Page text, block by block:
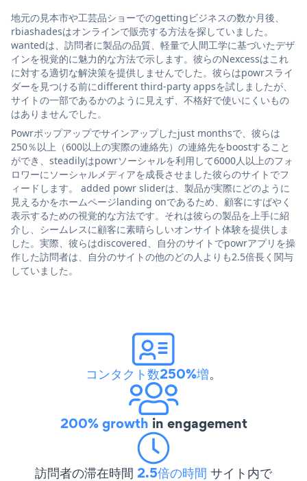
地元の見本市や工芸品ショーでのgettingビジネスの数か月後、
rbiashadesはオンラインで販売する方法を探していました。
wantedは、訪問者に製品の品質、軽量で人間工学に基づいたデザ
インを視覚的に魅力的な方法で示します。彼らのNexcessはこれ
に対する適切な解決策を提供しませんでした。彼らはpowrスライ
ダーを見つける前にdifferent third-party appsを試しましたが、
サイトの一部であるかのように見えず、不格好で使いにくいもの
はありませんでした。
Powrポップアップでサインアップしたjust monthsで、彼らは
250％以上（600以上の実際の連絡先）の連絡先をboostすること
ができ、steadilyはpowrソーシャルを利用して6000人以上のフォ
ロワーにソーシャルメディアを成長させました彼らのサイトでフ
ィードします。 added powr sliderは、製品が実際にどのように
見えるかをホームページlanding onであるため、顧客にすばやく
表示するための視覚的な方法です。それは彼らの製品を上手に紹
介し、シームレスに顧客に素晴らしいオンサイト体験を提供しま
した。実際、彼らはdiscovered、自分のサイトでpowrアプリを操
作した訪問者は、自分のサイトの他のどの人よりも2.5倍長く関与
していました。
コンタクト数250%増。
200% growth in engagement
訪問者の滞在時間 2.5倍の時間 サイト内で